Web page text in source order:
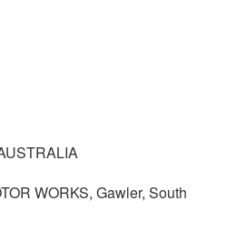
WORKS, Gawler, South